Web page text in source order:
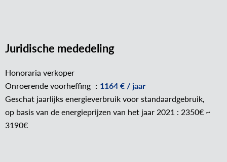
Juridische mededeling
Honoraria verkoper
Onroerende voorheffing
1164 € / jaar
Geschat jaarlijks energieverbruik voor standaardgebruik,
op basis van de energieprijzen van het jaar 2021 : 2350€ ~
3190€